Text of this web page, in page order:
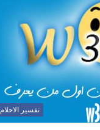
تفسير الاحلام